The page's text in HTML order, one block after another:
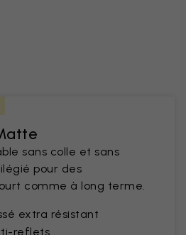
sans colle et sans
pour des
comme à long terme.
extra résistant
reflets